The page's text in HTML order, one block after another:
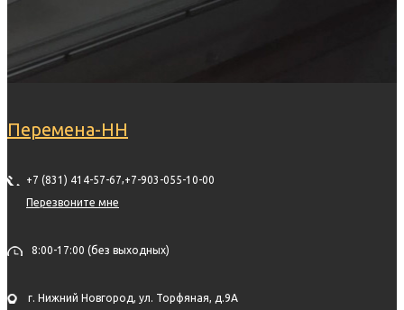
Перемена-НН
+7 (831) 414-57-67,+7-903-055-10-00
Перезвоните мне
8:00-17:00 (без выходных)
г. Нижний Новгород, ул. Торфяная, д.9А